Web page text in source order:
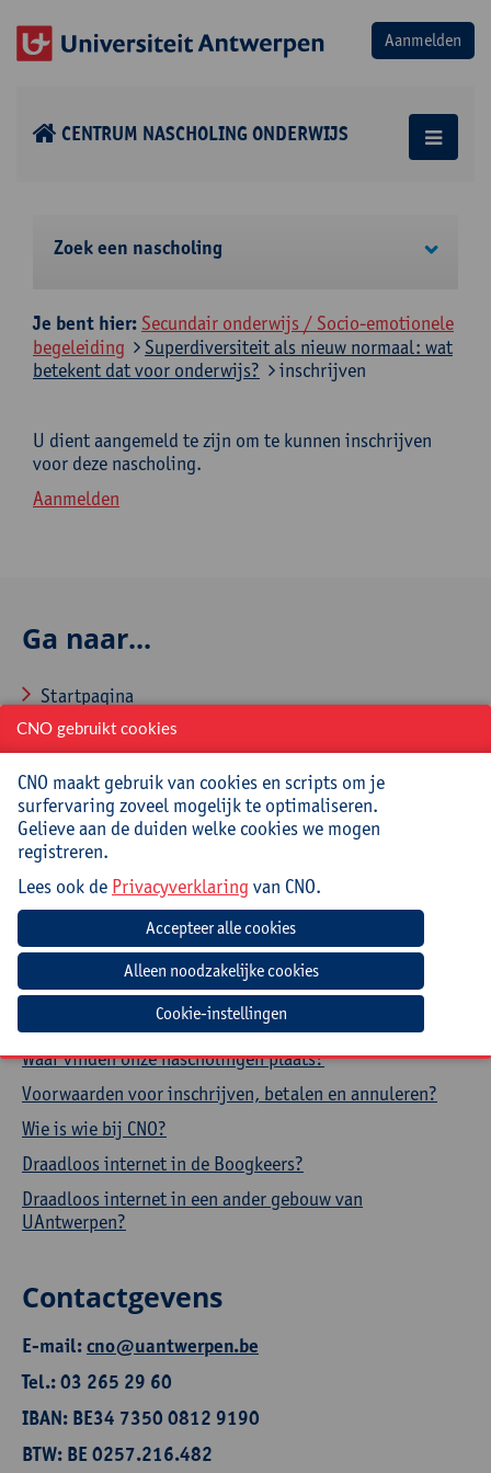
CENTRUM NASCHOLING ONDERWIJS
Zoek een nascholing
Je bent hier: Secundair onderwijs / Socio-emotionele
begeleiding
Superdiversiteit als nieuw normaal: wat
betekent dat voor onderwijs?
inschrijven
U dient aangemeld te zijn om te kunnen inschrijven
voor deze nascholing.
Aanmelden
Ga naar...
Startpagina
Over CNO
Contacteer CNO
Veelgestelde vragen
Hoe aanmelden en inschrijven via CNOweb?
Hoe een evaluatieformulier invullen?
Hoe een aanwezigheidsattest downloaden?
Hoe je profiel aanpassen?
Waar vinden onze nascholingen plaats?
Voorwaarden voor inschrijven, betalen en annuleren?
Wie is wie bij CNO?
Draadloos internet in de Boogkeers?
Draadloos internet in een ander gebouw van
UAntwerpen?
Contactgevens
E-mail:cno@uantwerpen.be
Tel.: 03 265 29 60
IBAN: BE34 7350 0812 9190
BTW: BE 0257.216.482
CNO gebruikt cookies
CNO maakt gebruik van cookies en scripts om je
surfervaring zoveel mogelijk te optimaliseren.
Gelieve aan de duiden welke cookies we mogen
registreren.
Lees ook de Privacyverklaring van CNO.
Cookie-instellingen